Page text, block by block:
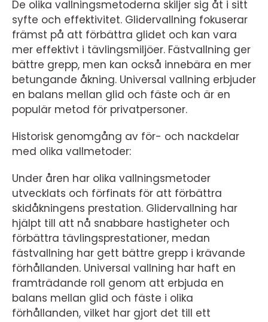
De olika vallningsmetoderna skiljer sig åt i sitt
syfte och effektivitet. Glidervallning fokuserar
främst på att förbättra glidet och kan vara
mer effektivt i tävlingsmiljöer. Fästvallning ger
bättre grepp, men kan också innebära en mer
betungande åkning. Universal vallning erbjuder
en balans mellan glid och fäste och är en
populär metod för privatpersoner.
Historisk genomgång av för- och nackdelar
med olika vallmetoder:
Under åren har olika vallningsmetoder
utvecklats och förfinats för att förbättra
skidåkningens prestation. Glidervallning har
hjälpt till att nå snabbare hastigheter och
förbättra tävlingsprestationer, medan
fästvallning har gett bättre grepp i krävande
förhållanden. Universal vallning har haft en
framträdande roll genom att erbjuda en
balans mellan glid och fäste i olika
förhållanden, vilket har gjort det till ett